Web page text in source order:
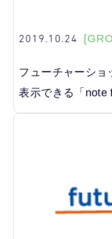
2019.10.24
フューチャーショ
表示できる「note